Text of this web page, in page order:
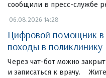
сообщили в пресс-службе
06.08.2026 14:28
Цифровой помощник
походы в поликлинику
Через чат-бот можно
и записаться к врачу.